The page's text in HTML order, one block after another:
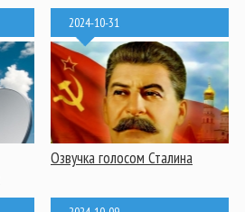
2024-10-31
Озвучка голосом Сталина